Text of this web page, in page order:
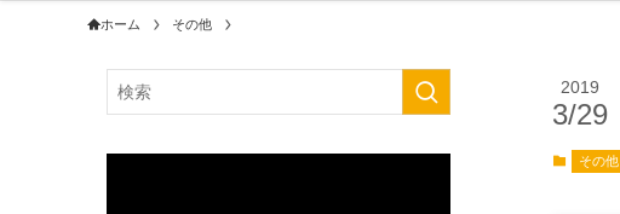
ホーム その他
2019
3/29
その他